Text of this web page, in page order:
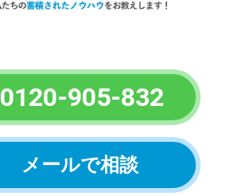
0120-905-832
メールで相談